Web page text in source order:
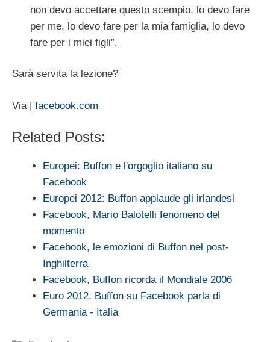
non devo accettare questo scempio, lo devo fare
per me, lo devo fare per la mia famiglia, lo devo
fare per i miei figli”.
Sarà servita la lezione?
Via | facebook.com
Related Posts:
Europei: Buffon e l'orgoglio italiano su
Facebook
Europei 2012: Buffon applaude gli irlandesi
Facebook, Mario Balotelli fenomeno del
momento
Facebook, le emozioni di Buffon nel post-
Inghilterra
Facebook, Buffon ricorda il Mondiale 2006
Euro 2012, Buffon su Facebook parla di
Germania - Italia